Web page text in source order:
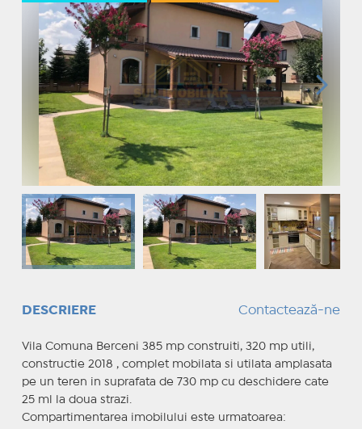
DESCRIERE Contactează-ne
Vila Comuna Berceni 385 mp construiti, 320 mp utili,
constructie 2018 , complet mobilata si utilata amplasata
pe un teren in suprafata de 730 mp cu deschidere cate
25 ml la doua strazi.
Compartimentarea imobilului este urmatoarea: